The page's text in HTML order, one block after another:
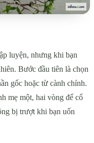
luyện, nhưng khi bạn
Bước đầu tiên là chọn
gốc hoặc từ cành chính.
mẹ một, hai vòng để cố
bị trượt khi bạn uốn